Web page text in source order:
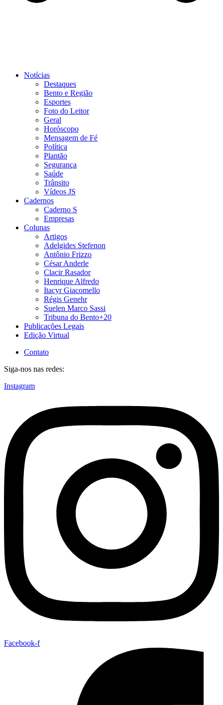
Notícias
Destaques
Bento e Região
Esportes
Foto do Leitor
Geral
Horóscopo
Mensagem de Fé
Política
Plantão
Segurança
Saúde
Trânsito
Vídeos JS
Cadernos
Caderno S
Empresas
Colunas
Artigos
Adelgides Stefenon
Antônio Frizzo
César Anderle
Clacir Rasador
Henrique Alfredo
Itacyr Giacomello
Régis Genehr
Suelen Marco Sassi
Tribuna do Bento+20
Publicações Legais
Edição Virtual
Contato
Siga-nos nas redes:
Instagram
Facebook-f